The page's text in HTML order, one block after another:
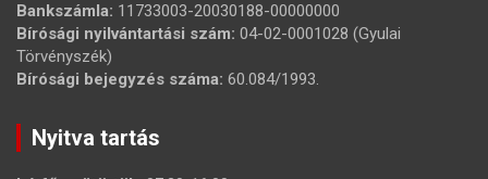
Bankszámla: 11733003-20030188-00000000
Bírósági nyilvántartási szám: 04-02-0001028 (Gyulai
Törvényszék)
Bírósági bejegyzés száma: 60.084/1993.
Nyitva tartás